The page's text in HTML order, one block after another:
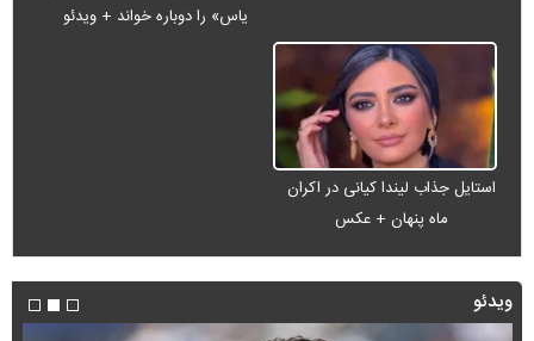
یاس» را دوباره خواند + ویدئو
استایل جذاب لیندا کیانی در اکران
ماه پنهان + عکس
ویدئو